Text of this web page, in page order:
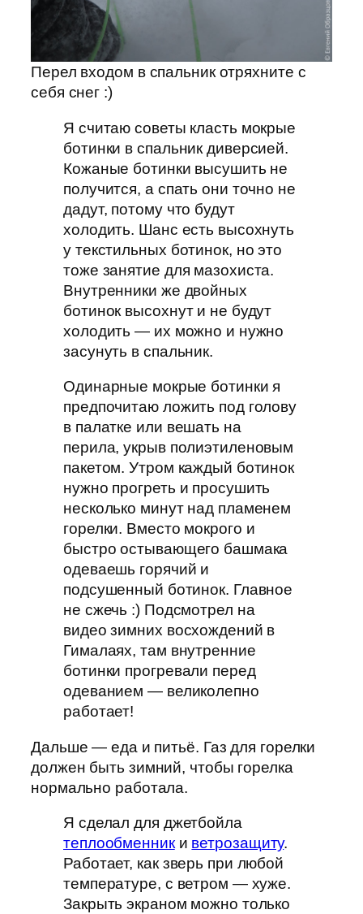
Перел входом в спальник отряхните с
себя снег :)
Я считаю советы класть мокрые
ботинки в спальник диверсией.
Кожаные ботинки высушить не
получится, а спать они точно не
дадут, потому что будут
холодить. Шанс есть высохнуть
у текстильных ботинок, но это
тоже занятие для мазохиста.
Внутренники же двойных
ботинок высохнут и не будут
холодить — их можно и нужно
засунуть в спальник.
Одинарные мокрые ботинки я
предпочитаю ложить под голову
в палатке или вешать на
перила, укрыв полиэтиленовым
пакетом. Утром каждый ботинок
нужно прогреть и просушить
несколько минут над пламенем
горелки. Вместо мокрого и
быстро остывающего башмака
одеваешь горячий и
подсушенный ботинок. Главное
не сжечь :) Подсмотрел на
видео зимних восхождений в
Гималаях, там внутренние
ботинки прогревали перед
одеванием — великолепно
работает!
Дальше — еда и питьё. Газ для горелки
должен быть зимний, чтобы горелка
нормально работала.
Я сделал для джетбойла
теплообменники ветрозащиту.
Работает, как зверь при любой
температуре, с ветром — хуже.
Закрыть экраном можно только